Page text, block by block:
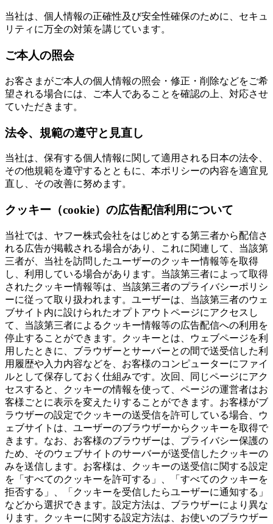
当社は、個人情報の正確性及び安全性確保のために、セキュ
リティに万全の対策を講じています。
ご本人の照会
お客さまがご本人の個人情報の照会・修正・削除などをご希
望される場合には、ご本人であることを確認の上、対応させ
ていただきます。
法令、規範の遵守と見直し
当社は、保有する個人情報に関して適用される日本の法令、
その他規範を遵守するとともに、本ポリシーの内容を適宜見
直し、その改善に努めます。
クッキー（cookie）の広告配信利用について
当社では、ヤフー株式会社をはじめとする第三者から配信さ
れる広告が掲載される場合があり、これに関連して、当該第
三者が、当社を訪問したユーザーのクッキー情報等を取得
し、利用している場合があります。当該第三者によって取得
されたクッキー情報等は、当該第三者のプライバシーポリシ
ーに従って取り扱われます。ユーザーは、当該第三者のウェ
ブサイト内に設けられたオプトアウトページにアクセスし
て、当該第三者によるクッキー情報等の広告配信への利用を
停止することができます。クッキーとは、ウェブページを利
用したときに、ブラウザーとサーバーとの間で送受信した利
用履歴や入力内容などを、お客様のコンピューターにファイ
ルとして保存しておく仕組みです。次回、同じページにアク
セスすると、クッキーの情報を使って、ページの運営者はお
客様ごとに表示を変えたりすることができます。お客様がブ
ラウザーの設定でクッキーの送受信を許可している場合、ウ
ェブサイトは、ユーザーのブラウザーからクッキーを取得で
きます。なお、お客様のブラウザーは、プライバシー保護の
ため、そのウェブサイトのサーバーが送受信したクッキーの
みを送信します。お客様は、クッキーの送受信に関する設定
を「すべてのクッキーを許可する」、「すべてのクッキーを
拒否する」、「クッキーを受信したらユーザーに通知する」
などから選択できます。設定方法は、ブラウザーにより異な
ります。クッキーに関する設定方法は、お使いのブラウザー